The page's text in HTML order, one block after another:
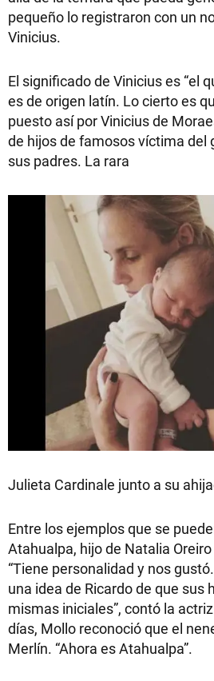
pequeño lo registraron con un
Vinicius.
El significado de Vinicius es “el
es de origen latín. Lo cierto es
puesto así por Vinicius de
de hijos de famosos víctima del
sus padres. La rara
Julieta Cardinale junto a su
Entre los ejemplos que se
Atahualpa, hijo de Natalia
“Tiene personalidad y nos
una idea de Ricardo de que sus
mismas iniciales”, contó la
días, Mollo reconoció que el
Merlín. “Ahora es Atahualpa”.